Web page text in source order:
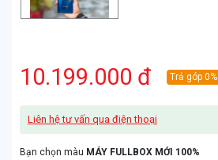
10.199.000 đ Trả góp 0%
Liên hệ tư vấn qua điện thoại
Bạn chọn màu MÁY FULLBOX MỚI 100%